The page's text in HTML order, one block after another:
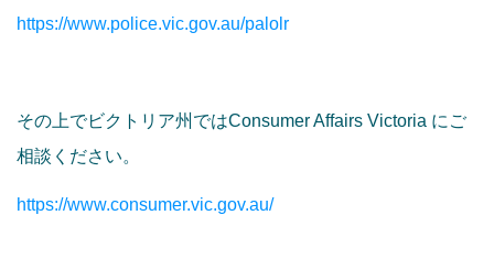
https://www.police.vic.gov.au/palolr
その上でビクトリア州ではConsumer Affairs Victoria にご
相談ください。
https://www.consumer.vic.gov.au/